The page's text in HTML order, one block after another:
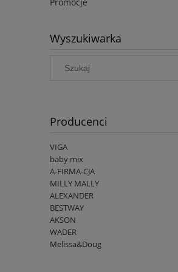
Wyszukiwarka
Producenci
VIGA
baby mix
A-FIRMA-CJA
MILLY MALLY
ALEXANDER
BESTWAY
AKSON
WADER
Melissa&Doug